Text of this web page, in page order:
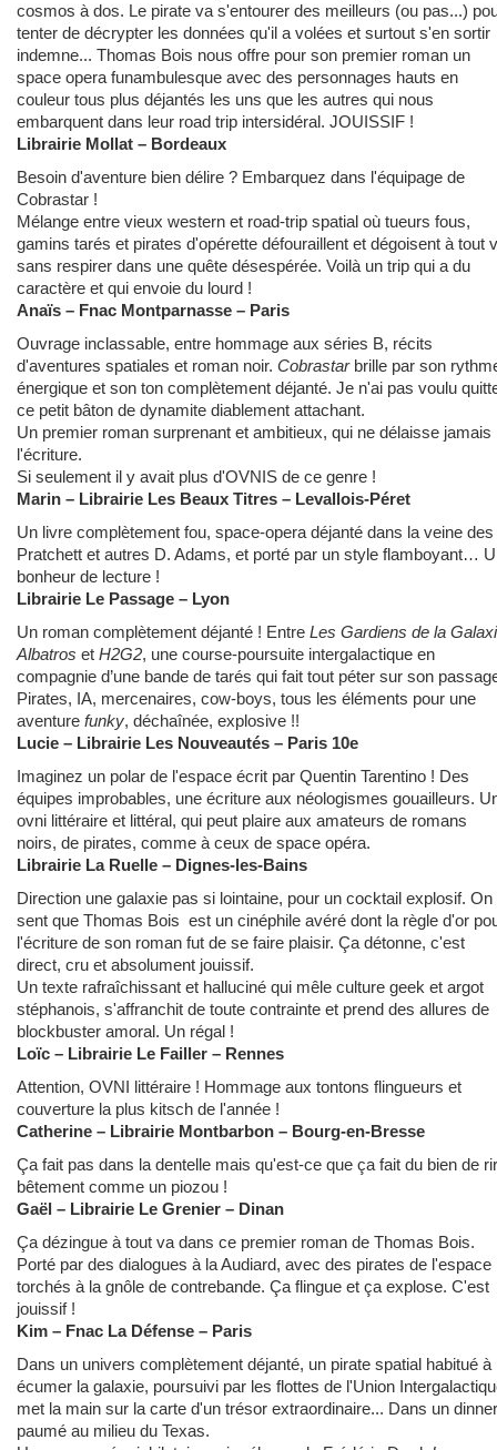
cosmos à dos. Le pirate va s'entourer des meilleurs (ou pas...)
tenter de décrypter les données qu'il a volées et surtout s'en sortir
indemne... Thomas Bois nous offre pour son premier roman un
space opera funambulesque avec des personnages hauts en
couleur tous plus déjantés les uns que les autres qui nous
embarquent dans leur road trip intersidéral. JOUISSIF !
Librairie Mollat – Bordeaux
Besoin d'aventure bien délire ? Embarquez dans l'équipage de
Cobrastar !
Mélange entre vieux western et road-trip spatial où tueurs fous,
gamins tarés et pirates d'opérette défouraillent et dégoisent à tout
sans respirer dans une quête désespérée. Voilà un trip qui a du
caractère et qui envoie du lourd !
Anaïs – Fnac Montparnasse – Paris
Ouvrage inclassable, entre hommage aux séries B, récits
d'aventures spatiales et roman noir. Cobrastarbrille par son
énergique et son ton complètement déjanté. Je n'ai pas voulu
ce petit bâton de dynamite diablement attachant.
Un premier roman surprenant et ambitieux, qui ne délaisse jamais
l'écriture.
Si seulement il y avait plus d'OVNIS de ce genre !
Marin – Librairie Les Beaux Titres – Levallois-Péret
Un livre complètement fou, space-opera déjanté dans la veine des
Pratchett et autres D. Adams, et porté par un style flamboyant…
bonheur de lecture !
Librairie Le Passage – Lyon
Un roman complètement déjanté ! Entre Les Gardiens de la
Albatros et H2G2, une course-poursuite intergalactique en
compagnie d’une bande de tarés qui fait tout péter sur son
Pirates, IA, mercenaires, cow-boys, tous les éléments pour une
aventure funky, déchaînée, explosive !!
Lucie – Librairie Les Nouveautés – Paris 10e
Imaginez un polar de l'espace écrit par Quentin Tarentino ! Des
équipes improbables, une écriture aux néologismes gouailleurs.
ovni littéraire et littéral, qui peut plaire aux amateurs de romans
noirs, de pirates, comme à ceux de space opéra.
Librairie La Ruelle – Dignes-les-Bains
Direction une galaxie pas si lointaine, pour un cocktail explosif. On
sent que Thomas Bois est un cinéphile avéré dont la règle d'or
l'écriture de son roman fut de se faire plaisir. Ça détonne, c'est
direct, cru et absolument jouissif.
Un texte rafraîchissant et halluciné qui mêle culture geek et argot
stéphanois, s'affranchit de toute contrainte et prend des allures de
blockbuster amoral. Un régal !
Loïc – Librairie Le Failler – Rennes
Attention, OVNI littéraire ! Hommage aux tontons flingueurs et
couverture la plus kitsch de l'année !
Catherine – Librairie Montbarbon – Bourg-en-Bresse
Ça fait pas dans la dentelle mais qu'est-ce que ça fait du bien de
bêtement comme un piozou !
Gaël – Librairie Le Grenier – Dinan
Ça dézingue à tout va dans ce premier roman de Thomas Bois.
Porté par des dialogues à la Audiard, avec des pirates de l'espace
torchés à la gnôle de contrebande. Ça flingue et ça explose. C'est
jouissif !
Kim – Fnac La Défense – Paris
Dans un univers complètement déjanté, un pirate spatial habitué à
écumer la galaxie, poursuivi par les flottes de l'Union
met la main sur la carte d'un trésor extraordinaire... Dans un dinner
paumé au milieu du Texas.